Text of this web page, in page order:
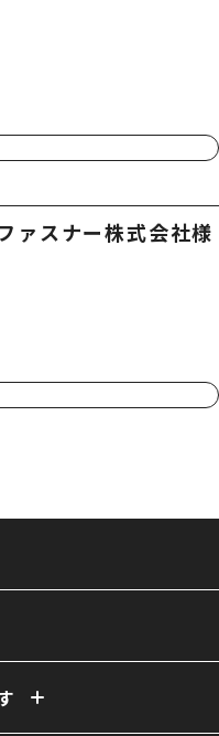
ァスナー株式会社様
伸縮式テント倉庫
電動シャッター
外壁
ン